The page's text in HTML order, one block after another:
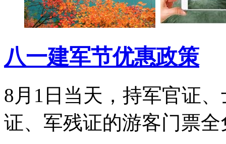
八一建军节优惠政策
8月1日当天，持军官证
证、军残证的游客门票